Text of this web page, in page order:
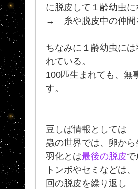
に脱皮して１齢幼虫に
→ 糸や脱皮中の仲間
ちなみに１齢幼虫に
れている。
100匹生まれても、無
す。
豆しば情報としては
蟲の世界では、卵か
羽化とは最後の脱皮で
トンボやセミなどは
回の脱皮を繰り返し